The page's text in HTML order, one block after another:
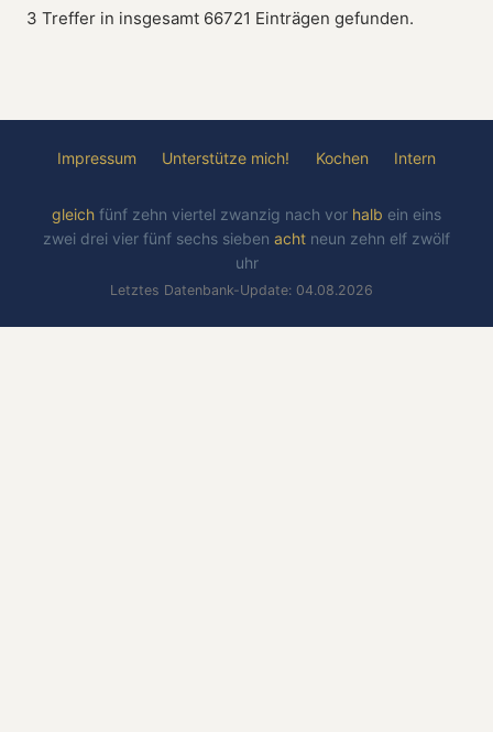
3 Treffer in insgesamt 66721 Einträgen gefunden.
Impressum Unterstütze mich! Kochen Intern
gleich fünf zehn viertel zwanzig nach vor halb ein eins
zwei drei vier fünf sechs sieben acht neun zehn elf zwölf
uhr
Letztes Datenbank-Update: 04.08.2026